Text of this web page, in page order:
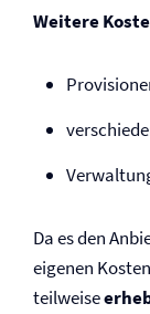
Weitere
Da es den
eigenen
teilweise